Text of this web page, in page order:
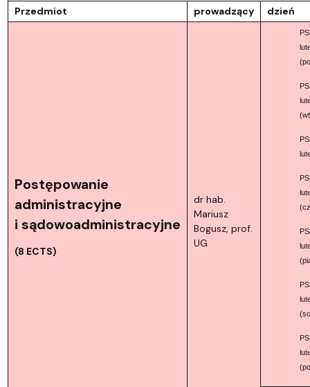
Przedmiot prowadzący dzień
Postępowanie
administracyjne
i sądowoadministracyjne
(8 ECTS)
dr hab.
Mariusz
Bogusz, prof.
UG